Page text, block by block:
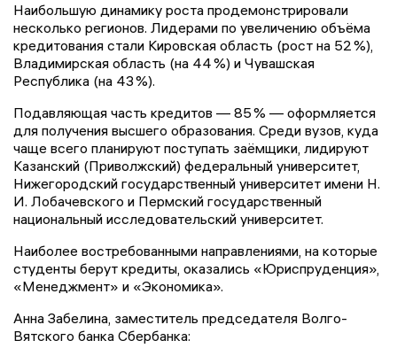
Наибольшую динамику роста продемонстрировали
несколько регионов. Лидерами по увеличению объёма
кредитования стали Кировская область (рост на 52 %),
Владимирская область (на 44 %) и Чувашская
Республика (на 43 %).
Подавляющая часть кредитов — 85 % — оформляется
для получения высшего образования. Среди вузов, куда
чаще всего планируют поступать заёмщики, лидируют
Казанский (Приволжский) федеральный университет,
Нижегородский государственный университет имени Н.
И. Лобачевского и Пермский государственный
национальный исследовательский университет.
Наиболее востребованными направлениями, на которые
студенты берут кредиты, оказались «Юриспруденция»,
«Менеджмент» и «Экономика».
Анна Забелина, заместитель председателя Волго-
Вятского банка Сбербанка: